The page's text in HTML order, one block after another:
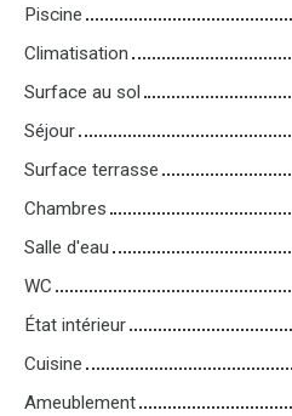
Piscine
Climatisation
Surface au sol
Séjour
Surface terrasse
Chambres
Salle d'eau
WC
État intérieur
Cuisine
Ameublement